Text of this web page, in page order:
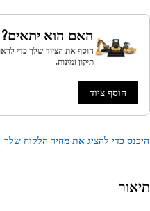
האם הוא יתאים?
הוסף את הציוד שלך כדי
תיקון זמינות.
הוסף ציוד
כדי להציג את מחיר הלקוח שלך